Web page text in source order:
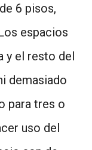
6 pisos,
espacios
y el resto del
demasiado
para tres o
uso del